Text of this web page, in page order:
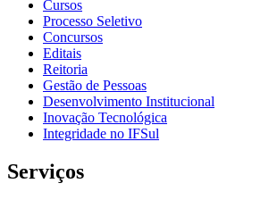
Cursos
Processo Seletivo
Concursos
Editais
Reitoria
Gestão de Pessoas
Desenvolvimento Institucional
Inovação Tecnológica
Integridade no IFSul
Serviços